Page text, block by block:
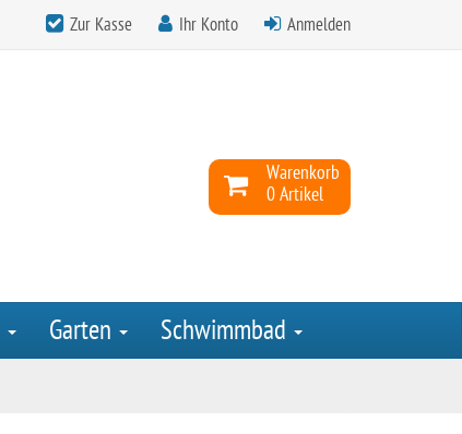
Zur Kasse Ihr Konto Anmelden
Warenkorb
0 Artikel
Garten Schwimmbad